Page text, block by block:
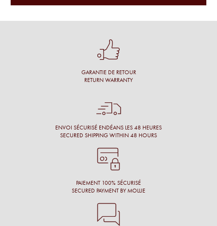
un grand choix et fait des commentaires pertinents.
Une cliente
Conseil personnalisé et surtout une proposition de montures
de l’opticien et beaucoup de conscience professionnelle.
Conseil, large choix de montures, originalité des montures.
GARANTIE DE RETOUR
RETURN WARRANTY
ENVOI SÉCURISÉ ENDÉANS LES 48 HEURES
SECURED SHIPPING WITHIN 48 HOURS
PAIEMENT 100% SÉCURISÉ
SECURED PAYMENT BY MOLLIE